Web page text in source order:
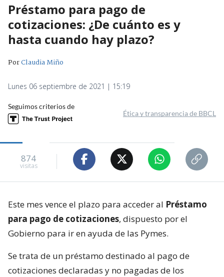
Préstamo para pago de
cotizaciones: ¿De cuánto es y
hasta cuando hay plazo?
PorClaudia Miño
Lunes 06 septiembre de 2021 | 15:19
Seguimos criterios de
Ética y transparencia de BBCL
874
visitas
Este mes vence el plazo para acceder al Préstamo
para pago de cotizaciones, dispuesto por el
Gobierno para ir en ayuda de las Pymes.
Se trata de un préstamo destinado al pago de
cotizaciones declaradas y no pagadas de los